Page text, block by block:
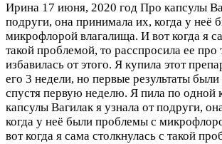
Ирина 17 июня, 2020 год Про капсулы
подруги, она принимала их, когда у неё
микрофлорой влагалища. И вот когда я
такой проблемой, то расспросила ее про
избавилась от этого. Я купила этот
его 3 недели, но первые результаты
спустя первую неделю. Я пила по одной
капсулы Вагилак я узнала от подруги,
когда у неё были проблемы с
вот когда я сама столкнулась с такой